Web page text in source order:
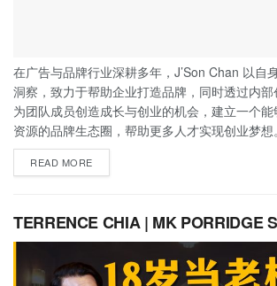
在广告与品牌行业深耕多年，J’Son Chan 以自
洞察，致力于帮助企业打造品牌，同时透过内部
为团队成员创造成长与创业的机会，建立一个
资源的品牌生态圈，帮助更多人才实现创业梦想。
READ MORE
TERRENCE CHIA | MK PORRIDGE